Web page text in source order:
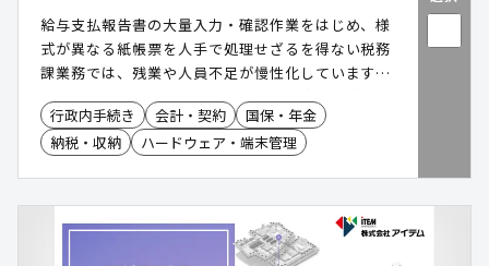
給与支払報告書の大量入力・確認作業をはじめ、様
式が異なる紙帳票を人手で処理せざるを得ない税務
課業務では、残業や人員不足が慢性化しています。
本サービスは、給与支払報告書など税務課業務に特
化したAI-OCRにより、事前レイアウト登録なしで
非定型・手書き帳票も最大99.9%(※)の高精度でデ
行政内手続き 会計・契約
国保・年金
納税・収納
ハードウェア・端末管理